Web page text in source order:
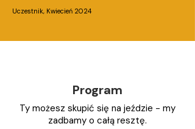
Uczestnik, Kwiecień 2024
Program
Ty możesz skupić się na jeździe - my
zadbamy o całą resztę.